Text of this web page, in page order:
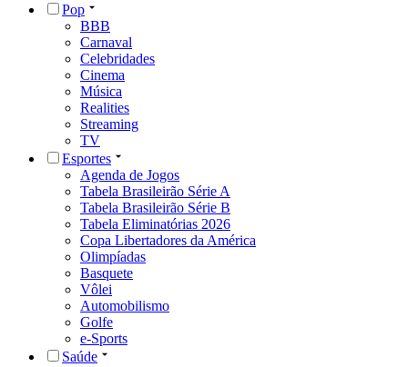
Pop
BBB
Carnaval
Celebridades
Cinema
Música
Realities
Streaming
TV
Esportes
Agenda de Jogos
Tabela Brasileirão Série A
Tabela Brasileirão Série B
Tabela Eliminatórias 2026
Copa Libertadores da América
Olimpíadas
Basquete
Vôlei
Automobilismo
Golfe
e-Sports
Saúde